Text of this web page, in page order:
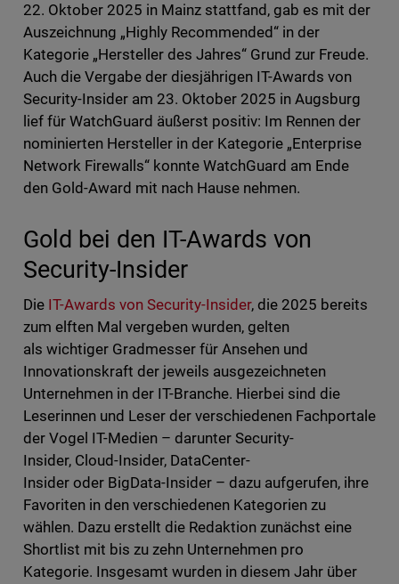
22. Oktober 2025 in Mainz stattfand, gab es mit der
Auszeichnung „Highly Recommended“ in der
Kategorie „Hersteller des Jahres“ Grund zur Freude.
Auch die Vergabe der diesjährigen IT-Awards von
Security-Insider am 23. Oktober 2025 in Augsburg
lief für WatchGuard äußerst positiv: Im Rennen der
nominierten Hersteller in der Kategorie „Enterprise
Network Firewalls“ konnte WatchGuard am Ende
den Gold-Award mit nach Hause nehmen.
Gold bei den IT-Awards von
Security-Insider
Die IT-Awards von Security-Insider, die 2025 bereits
zum elften Mal vergeben wurden, gelten
als wichtiger Gradmesser für Ansehen und
Innovationskraft der jeweils ausgezeichneten
Unternehmen in der IT-Branche. Hierbei sind die
Leserinnen und Leser der verschiedenen Fachportale
der Vogel IT-Medien – darunter Security-
Insider, Cloud-Insider, DataCenter-
Insider oder BigData-Insider – dazu aufgerufen, ihre
Favoriten in den verschiedenen Kategorien zu
wählen. Dazu erstellt die Redaktion zunächst eine
Shortlist mit bis zu zehn Unternehmen pro
Kategorie. Insgesamt wurden in diesem Jahr über